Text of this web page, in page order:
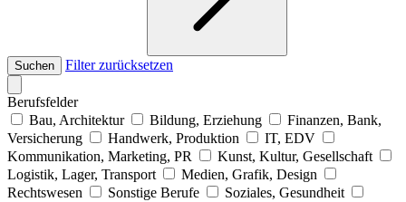
Suchen Filter zurücksetzen
Berufsfelder
Bau, Architektur
Bildung, Erziehung
Finanzen, Bank,
Versicherung
Handwerk, Produktion
IT, EDV
Kommunikation, Marketing, PR
Kunst, Kultur, Gesellschaft
Logistik, Lager, Transport
Medien, Grafik, Design
Rechtswesen
Sonstige Berufe
Soziales, Gesundheit